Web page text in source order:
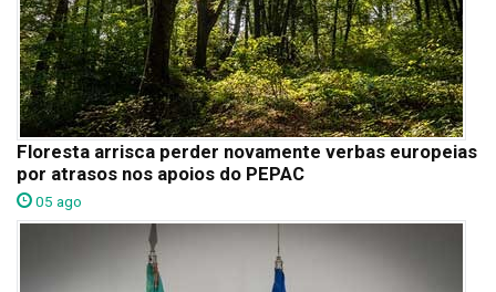
Floresta arrisca perder novamente verbas europeias
por atrasos nos apoios do PEPAC
05 ago